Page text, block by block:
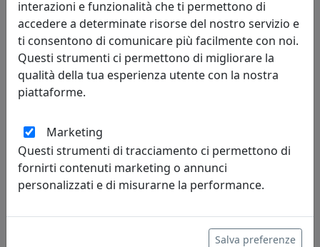
LAMPADA A SOSPENSIONE C2400-ARP COLLEZIONE CAXIXI
Ferroluce
interazioni e funzionalità che ti permettono di
accedere a determinate risorse del nostro servizio e
ti consentono di comunicare più facilmente con noi.
Questi strumenti ci permettono di migliorare la
qualità della tua esperienza utente con la nostra
piattaforme.
Marketing
Questi strumenti di tracciamento ci permettono di
fornirti contenuti marketing o annunci
personalizzati e di misurarne la performance.
Salva preferenze